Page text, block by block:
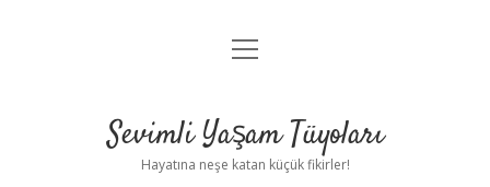
Anasayfa
Yasal Uyarı
menüyü
Sevimli Yaşam Tüyoları
Hayatına neşe katan küçük fikirler!